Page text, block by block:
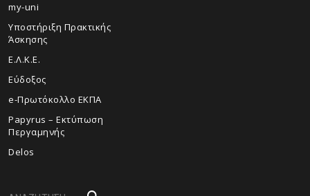
my-uni
Υποστήριξη Πρακτικής
Άσκησης
Ε.Λ.Κ.Ε.
Εύδοξος
e-Πρωτόκολλο ΕΚΠΑ
Papyrus – Εκτύπωση
Περγαμηνής
Delos